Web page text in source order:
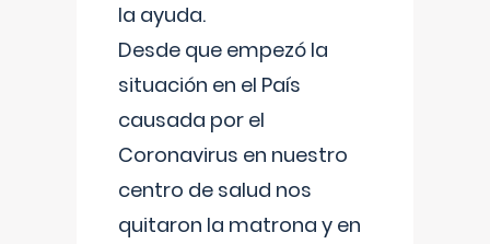
la ayuda.
Desde que empezó la
situación en el País
causada por el
Coronavirus en nuestro
centro de salud nos
quitaron la matrona y en